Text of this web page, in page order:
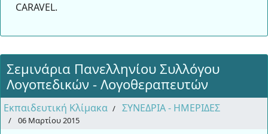
CARAVEL.
Σεμινάρια Πανελληνίου Συλλόγου
Λογοπεδικών - Λογοθεραπευτών
Εκπαιδευτική Κλίμακα ΣΥΝΕΔΡΙΑ - ΗΜΕΡΙΔΕΣ
06 Μαρτίου 2015